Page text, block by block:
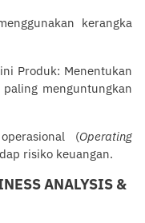
kerangka
Produk: Menentukan
menguntungkan
(Operating
risiko keuangan.
ANALYSIS &